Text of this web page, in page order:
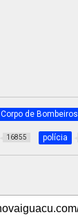
Corpo de Bombeiros
16855 polícia